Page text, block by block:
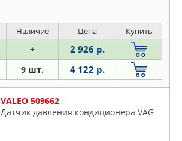
Наличие Цена Купить
+ 2 926 р.
9 шт. 4 122 р.
VALEO 509662
Датчик давления кондиционера VAG